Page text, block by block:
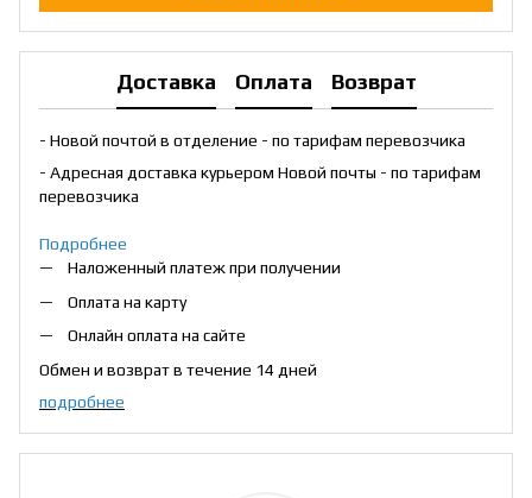
Доставка Оплата Возврат
- Новой почтой в отделение - по тарифам перевозчика
- Адресная доставка курьером Новой почты - по тарифам
перевозчика
Подробнее
Наложенный платеж при получении
Оплата на карту
Онлайн оплата на сайте
Обмен и возврат в течение 14 дней
подробнее